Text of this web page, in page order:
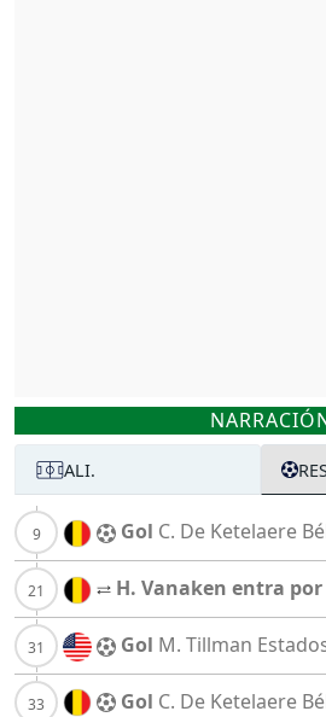
ALI.
Gol C. De Ketelaere
H. Vanaken entra
Gol M. Tillman
Gol C. De Ketelaere